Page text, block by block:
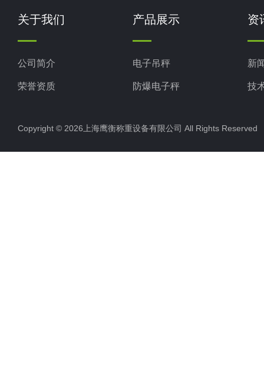
关于我们
公司简介
荣誉资质
产品展示
电子吊秤
防爆电子秤
电子汽车衡
电子天平
资
新
技
Copyright © 2026上海鹰衡称重设备有限公司 All Rights